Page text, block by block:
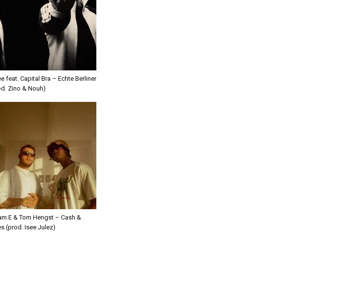
feat. Capital Bra – Echte Berliner
Zino & Nouh)
& Tom Hengst – Cash &
(prod. Isee Julez)